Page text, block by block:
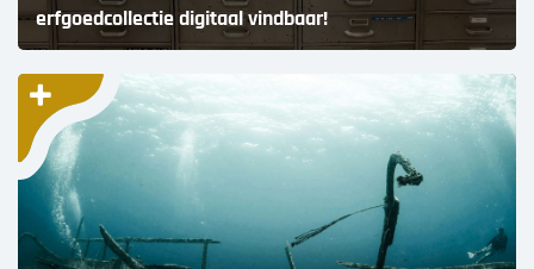
erfgoedcollectie digitaal vindbaar!